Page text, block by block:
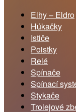
Elhy – Eldro
Húkačky
Ističe
Poistky
Relé
Spínače
Spínací
Stykače
Trolejové